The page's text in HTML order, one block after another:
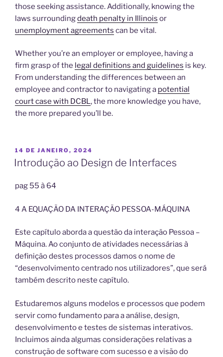
those seeking assistance. Additionally, knowing the
laws surroundingdeath penalty in Illinois or
unemployment agreements can be vital.
Whether you’re an employer or employee, having a
firm grasp of the legal definitions and guidelines is key.
From understanding the differences between an
employee and contractor to navigating a potential
court case with DCBL, the more knowledge you have,
the more prepared you’ll be.
PUBLICADO
EM
14 DE JANEIRO, 2024
Introdução ao Design de Interfaces
pag 55 à 64
4 A EQUAÇÃO DA INTERAÇÃO PESSOA-MÁQUINA
Este capítulo aborda a questão da interação Pessoa –
Máquina. Ao conjunto de atividades necessárias à
definição destes processos damos o nome de
“desenvolvimento centrado nos utilizadores”, que será
também descrito neste capítulo.
Estudaremos alguns modelos e processos que podem
servir como fundamento para a análise, design,
desenvolvimento e testes de sistemas interativos.
Incluimos ainda algumas considerações relativas a
construção de software com sucesso e a visão do